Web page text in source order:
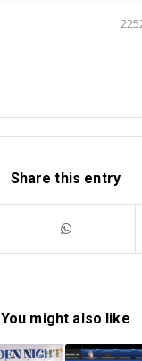
Share this entry
You might also like